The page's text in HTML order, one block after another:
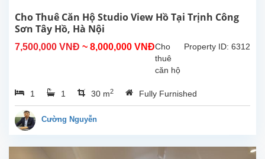
sáng
Cho Thuê Căn Hộ Studio View Hồ Tại Trịnh Công
Sơn Tây Hồ, Hà Nội
7,500,000 VNĐ ~ 8,000,000 VNĐ Property ID: 6312
Cho
thuê
căn hộ
view hồ
tại
Tây
1 1 30 m2 Fully Furnished
Cường Nguyễn